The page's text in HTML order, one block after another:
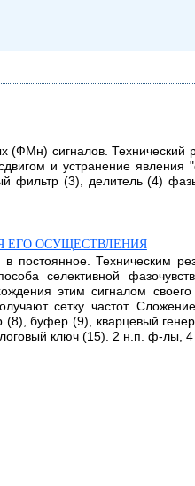
сигналов. Технический
и устранение явления
фильтр (3), делитель (4)
ЕГО ОСУЩЕСТВЛЕНИЯ
постоянное. Техническим
селективной
этим сигналом своего
сетку частот.
(8), буфер (9), кварцевый
ключ (15). 2 н.п. ф-лы, 4